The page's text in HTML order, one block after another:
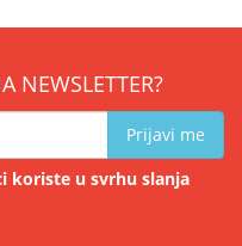
NEWSLETTER?
Prijavi me
koriste u svrhu slanja